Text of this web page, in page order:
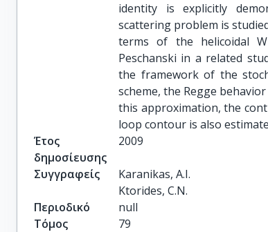
identity is explicitly
scattering problem is
terms of the helicoidal
Peschanski in a related
the framework of the
scheme, the Regge
this approximation, the
loop contour is also
Έτος
δημοσίευσης
2009
Συγγραφείς
Karanikas, A.I.
Ktorides, C.N.
Περιοδικό
null
Τόμος
79